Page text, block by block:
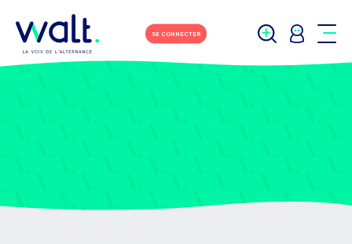
SE CONNECTER